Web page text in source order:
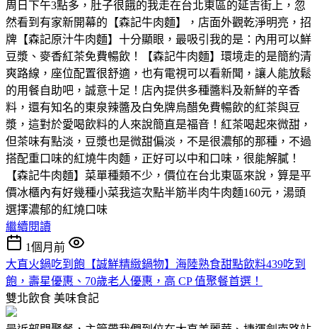
周日下午3點多，肚子很餓的我走在台北東區的延吉街上，忽
然看到有家新開幕的【森記牛肉麵】，店面外觀乾淨明亮，招
牌【森記原汁牛肉麵】十分顯眼，最吸引我的是：內用可以鮮
豆漿、麥香紅茶免費暢飲！【森記牛肉麵】環境走的是簡約清
爽路線，座位配置很舒適，也有電視可以看新聞，讓人能放鬆
的用餐自助吧，誠意十足！店內提供多種醬料及新鮮的辛香
料，還有知名的東泉辣醬及白免牌烏醋免費暢飲的紅茶與豆
漿，這對於愛喝飲料的人來說簡直是福音！紅茶喝起來微甜，
但茶味有點淡，豆漿也是微甜偏淡，不是很濃郁的那種，不過
搭配重口味的紅燒牛肉麵，正好可以中和口味，很能解膩！
【森記牛肉麵】菜單種類不少，價位在台北東區來說，算是平
價冰櫃內有好幾種小菜我這次點半筋半肉牛肉麵160元，湯頭
選擇濃郁的紅燒口味
繼續閱讀
1個月前
大直火鍋吃到飽【誠鮮精緻鍋物】海陸熟食甜點飲料439吃到
飽，壽星優惠、70歲老人優惠，高 CP 值聚餐首選！
雙北飲食 美味食記